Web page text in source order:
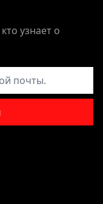
узнает о